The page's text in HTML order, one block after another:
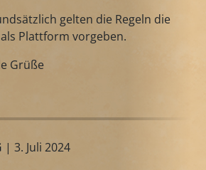
gelten die Regeln die
Plattform vorgeben.
Grüße
| 3. Juli 2024